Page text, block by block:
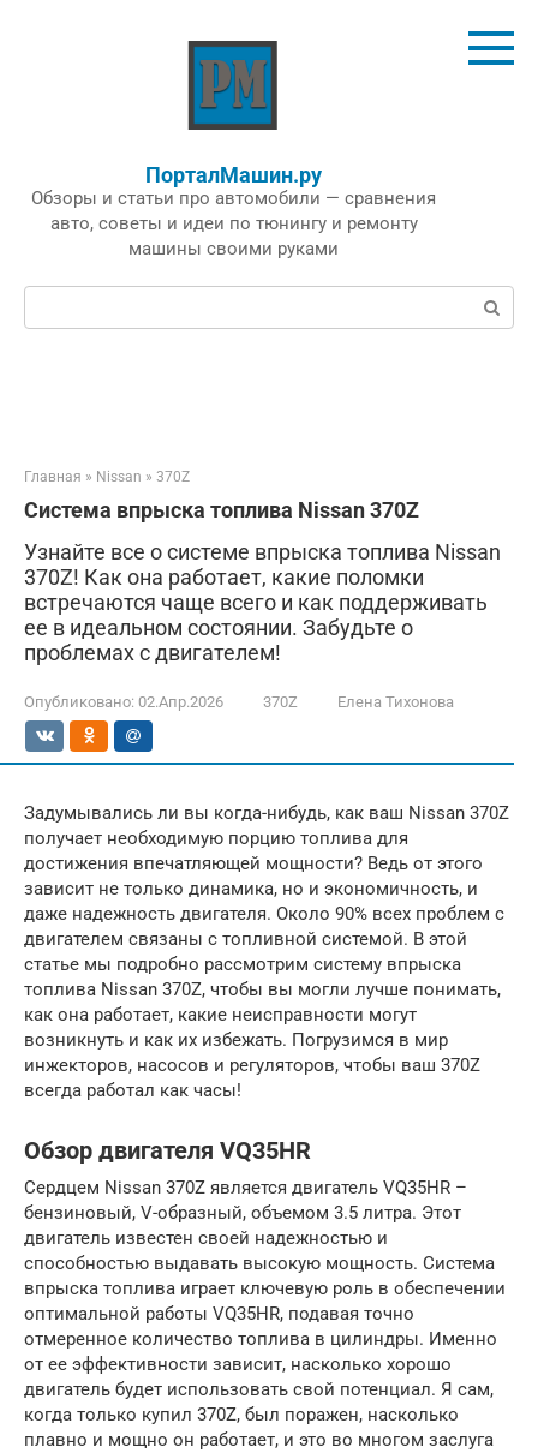
ПорталМашин.ру
Обзоры и статьи про автомобили — сравнения
авто, советы и идеи по тюнингу и ремонту
машины своими руками
Поиск:
Главная » Nissan » 370Z
Система впрыска топлива Nissan 370Z
Узнайте все о системе впрыска топлива Nissan
370Z! Как она работает, какие поломки
встречаются чаще всего и как поддерживать
ее в идеальном состоянии. Забудьте о
проблемах с двигателем!
Опубликовано: 02.Апр.2026 370Z Елена Тихонова
Задумывались ли вы когда-нибудь, как ваш Nissan 370Z
получает необходимую порцию топлива для
достижения впечатляющей мощности? Ведь от этого
зависит не только динамика, но и экономичность, и
даже надежность двигателя. Около 90% всех проблем с
двигателем связаны с топливной системой. В этой
статье мы подробно рассмотрим систему впрыска
топлива Nissan 370Z, чтобы вы могли лучше понимать,
как она работает, какие неисправности могут
возникнуть и как их избежать. Погрузимся в мир
инжекторов, насосов и регуляторов, чтобы ваш 370Z
всегда работал как часы!
Обзор двигателя VQ35HR
Сердцем Nissan 370Z является двигатель VQ35HR –
бензиновый, V-образный, объемом 3.5 литра. Этот
двигатель известен своей надежностью и
способностью выдавать высокую мощность. Система
впрыска топлива играет ключевую роль в обеспечении
оптимальной работы VQ35HR, подавая точно
отмеренное количество топлива в цилиндры. Именно
от ее эффективности зависит, насколько хорошо
двигатель будет использовать свой потенциал. Я сам,
когда только купил 370Z, был поражен, насколько
плавно и мощно он работает, и это во многом заслуга